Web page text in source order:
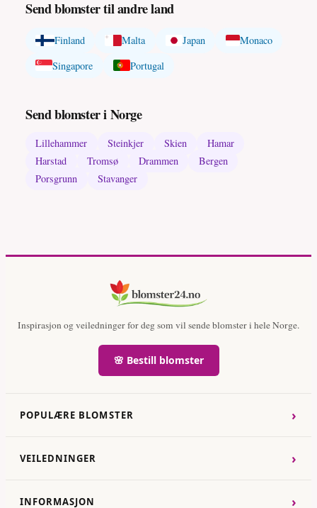
Send blomster til andre land
Finland Malta Japan
Monaco
Singapore
Portugal
Send blomster i Norge
Lillehammer Steinkjer Skien
Hamar
Harstad
Tromsø Drammen
Bergen
Porsgrunn
Stavanger
Inspirasjon og veiledninger for deg som vil sende blomster i hele Norge.
🌸 Bestill blomster
POPULÆRE BLOMSTER ›
VEILEDNINGER ›
INFORMASJON ›